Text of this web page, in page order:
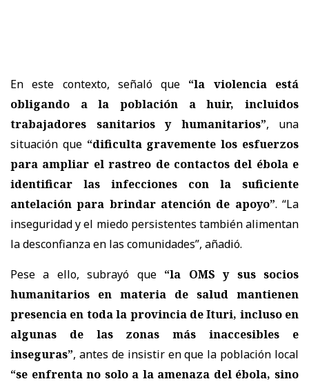
En este contexto, señaló que “la violencia está
obligando a la población a huir, incluidos
trabajadores sanitarios y humanitarios”, una
situación que “dificulta gravemente los esfuerzos
para ampliar el rastreo de contactos del ébola e
identificar las infecciones con la suficiente
antelación para brindar atención de apoyo”. “La
inseguridad y el miedo persistentes también alimentan
la desconfianza en las comunidades”, añadió.
Pese a ello, subrayó que “la OMS y sus socios
humanitarios en materia de salud mantienen
presencia en toda la provincia de Ituri, incluso en
algunas de las zonas más inaccesibles e
inseguras”, antes de insistir en que la población local
“se enfrenta no solo a la amenaza del ébola, sino